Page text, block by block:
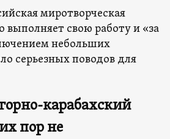
миротворческая
выполняет свою работу и «за
небольших
серьезных поводов для
карабахский
пор не